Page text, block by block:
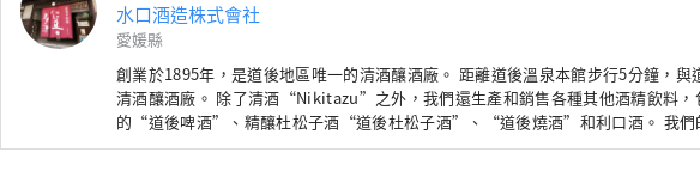
水口酒造株式會社
愛媛縣
創業於1895年，是道後地區唯一的清酒釀酒廠。 距離道後溫泉本館步行5分鐘，與
清酒釀酒廠。 除了清酒“Nikitazu”之外，我們還生產和銷售各種其他酒精飲料，
的“道後啤酒”、精釀杜松子酒“道後杜松子酒”、“道後燒酒”和利口酒。 我們
來到杜後的人回憶起對杜後的美好回憶，我們將透過酒精連結「人與人」、「人與